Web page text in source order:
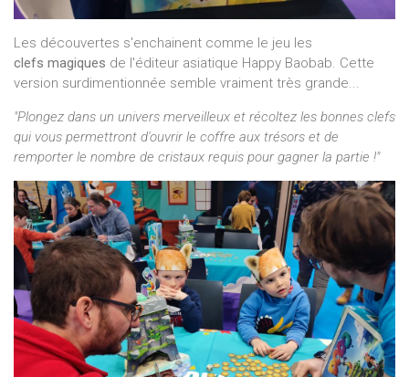
Les découvertes s'enchainent comme le jeu les
clefs magiques de l'éditeur asiatique Happy Baobab. Cette
version surdimentionnée semble vraiment très grande...
"Plongez dans un univers merveilleux et récoltez les bonnes clefs
qui vous permettront d'ouvrir le coffre aux trésors et de
remporter le nombre de cristaux requis pour gagner la partie !"